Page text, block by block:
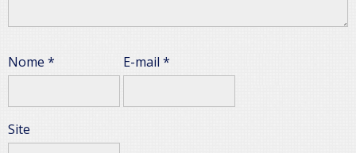
Nome * E-mail *
Site